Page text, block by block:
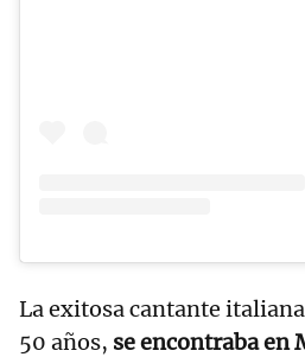
La exitosa cantante
50 años, se encontraba